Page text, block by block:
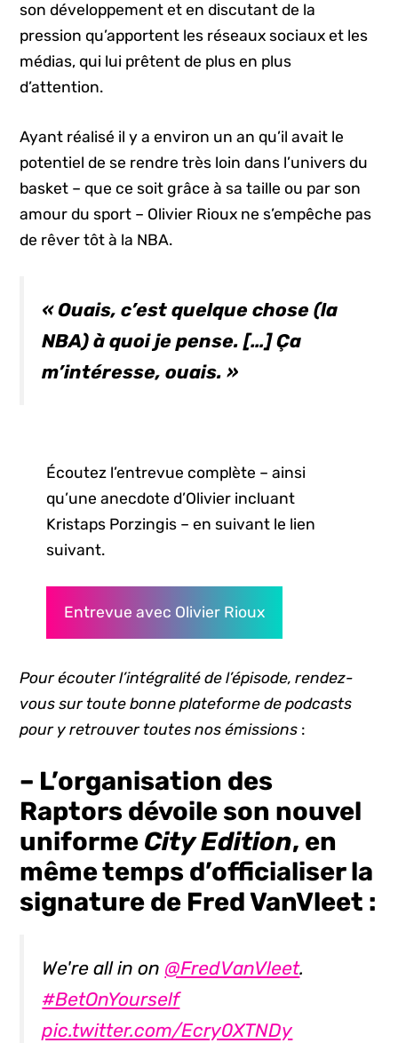
son développement et en discutant de la
pression qu’apportent les réseaux sociaux et les
médias, qui lui prêtent de plus en plus
d’attention.
Ayant réalisé il y a environ un an qu’il avait le
potentiel de se rendre très loin dans l’univers du
basket – que ce soit grâce à sa taille ou par son
amour du sport – Olivier Rioux ne s’empêche pas
de rêver tôt à la NBA.
« Ouais, c’est quelque chose (la
NBA) à quoi je pense. […] Ça
m’intéresse, ouais. »
Écoutez l’entrevue complète – ainsi
qu’une anecdote d’Olivier incluant
Kristaps Porzingis – en suivant le lien
suivant.
Entrevue avec Olivier Rioux
Pour écouter l’intégralité de l’épisode, rendez-
vous sur toute bonne plateforme de podcasts
pour y retrouver toutes nos émissions :
– L’organisation des
Raptors dévoile son nouvel
uniforme City Edition, en
même temps d’officialiser la
signature de Fred VanVleet :
We're all in on @FredVanVleet.
#BetOnYourself
pic.twitter.com/Ecry0XTNDy